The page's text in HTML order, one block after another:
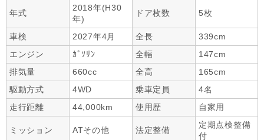
年式
2018年(H30
年)
ドア枚数 5枚
車検 2027年4月 全長
339cm
エンジン
ｶﾞｿﾘﾝ 全幅
147cm
排気量
660cc 全高
165cm
駆動方式
4WD 乗車定員
4名
走行距離
44,000km 使用歴 自家用
ミッション ATその他 法定整備
定期点検整備
付